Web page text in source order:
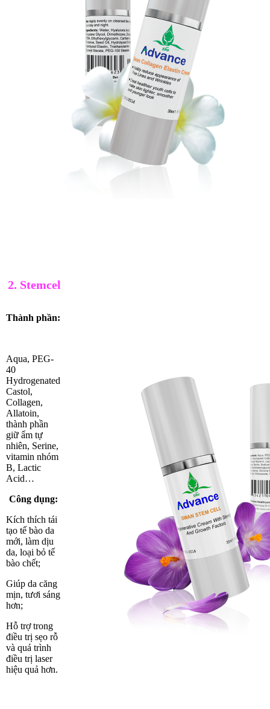
2. Stemcel
Thành phần:
Aqua, PEG-
40
Hydrogenated
Castol,
Collagen,
Allatoin,
thành phần
giữ ẩm tự
nhiên, Serine,
vitamin nhóm
B, Lactic
Acid…
Công dụng:
Kích thích tái
tạo tế bào da
mới, làm dịu
da, loại bỏ tế
bào chết;
Giúp da căng
mịn, tươi sáng
hơn;
Hỗ trợ trong
điều trị sẹo rỗ
và quá trình
điều trị laser
hiệu quả hơn.